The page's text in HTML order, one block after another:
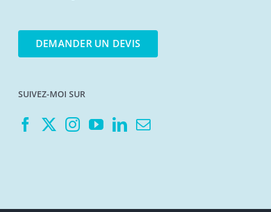
DEMANDER UN DEVIS
SUIVEZ-MOI SUR